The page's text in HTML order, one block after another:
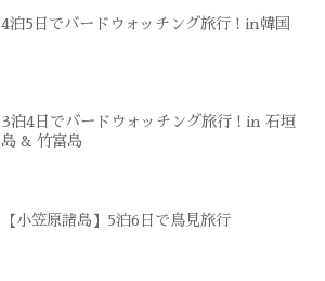
4泊5日でバードウォッチング旅行 ! in韓国
3泊4日でバードウォッチング旅行 ! in 石垣
島 & 竹富島
【小笠原諸島】5泊6日で鳥見旅行